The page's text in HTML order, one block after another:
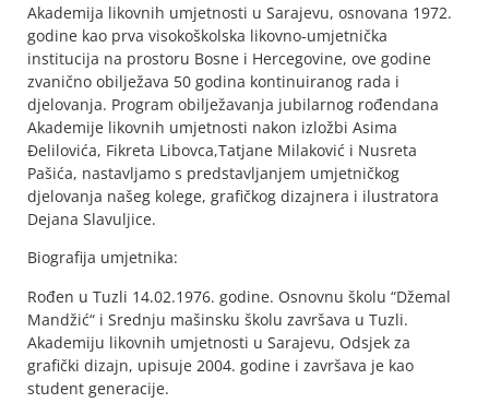
Akademija likovnih umjetnosti u Sarajevu, osnovana 1972.
godine kao prva visokoškolska likovno-umjetnička
institucija na prostoru Bosne i Hercegovine, ove godine
zvanično obilježava 50 godina kontinuiranog rada i
djelovanja. Program obilježavanja jubilarnog rođendana
Akademije likovnih umjetnosti nakon izložbi Asima
Đelilovića, Fikreta Libovca,Tatjane Milaković i Nusreta
Pašića, nastavljamo s predstavljanjem umjetničkog
djelovanja našeg kolege, grafičkog dizajnera i ilustratora
Dejana Slavuljice.
Biografija umjetnika:
Rođen u Tuzli 14.02.1976. godine. Osnovnu školu “Džemal
Mandžić“ i Srednju mašinsku školu završava u Tuzli.
Akademiju likovnih umjetnosti u Sarajevu, Odsjek za
grafički dizajn, upisuje 2004. godine i završava je kao
student generacije.